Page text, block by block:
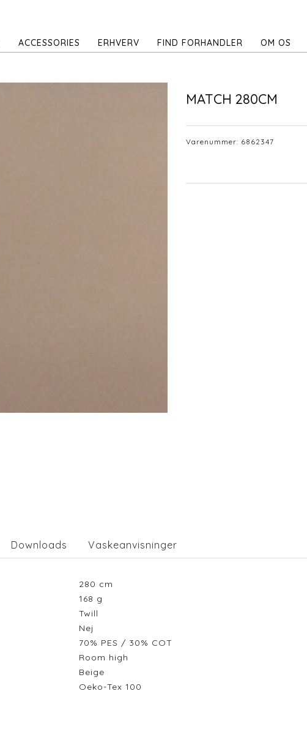
ACCESSORIES ERHVERV FIND FORHANDLER OM OS
MATCH 280CM
Varenummer: 6862347
Downloads Vaskeanvisninger
280 cm
168 g
Twill
Nej
70% PES / 30% COT
Room high
Beige
Oeko-Tex 100